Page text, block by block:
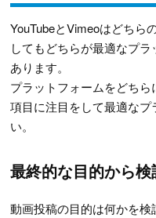
YouTubeとVimeoはどちら
してもどちらが最適なプ
あります。
プラットフォームをどち
項目に注目をして最適な
い。
最終的な目的から
動画投稿の目的は何かを